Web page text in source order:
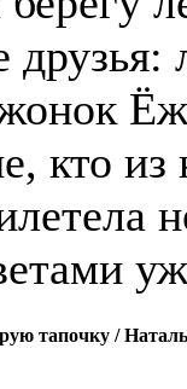
кто
тапочку /